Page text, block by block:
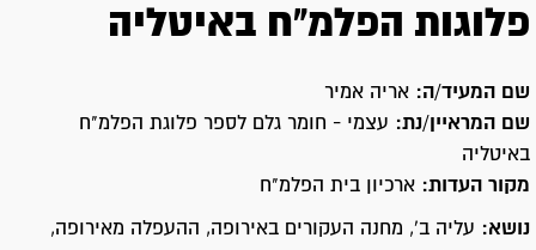
פלוגות הפלמ"ח באיטליה
שם המעיד/ה: אריה אמיר
שם המראיין/נת: עצמי - חומר גלם לספר פלוגת הפלמ"ח
באיטליה
מקור העדות: ארכיון בית הפלמ"ח
נושא: עליה ב', מחנה העקורים באירופה, ההעפלה מאירופה,